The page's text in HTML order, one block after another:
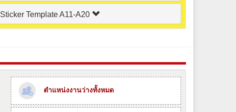
Sticker Template A11-A20
ตำแหน่งงานว่างทั้งหมด